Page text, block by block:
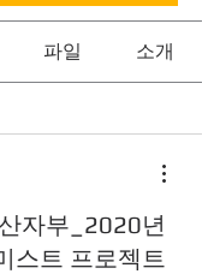
파일 소개
자부_2020년
스트 프로젝트